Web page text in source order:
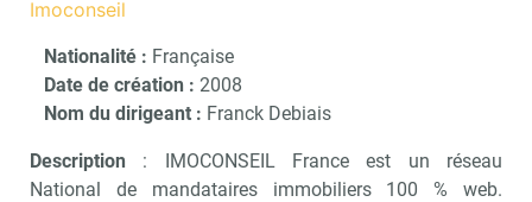
Imoconseil
Nationalité : Française
Date de création : 2008
Nom du dirigeant : Franck Debiais
Description : IMOCONSEIL France est un réseau
National de mandataires immobiliers 100 % web.